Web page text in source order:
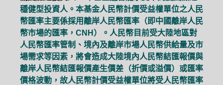
穩健型投資人。本基金人民幣計價受益權單位之人民
幣匯率主要係採用離岸人民幣匯率（即中國離岸人民
幣市場的匯率，CNH）。人民幣目前受大陸地區對
人民幣匯率管制、境內及離岸市場人民幣供給量及市
場需求等因素，將會造成大陸境內人民幣結匯報價與
離岸人民幣結匯報價產生價差（折價或溢價）或匯率
價格波動，故人民幣計價受益權單位將受人民幣匯率